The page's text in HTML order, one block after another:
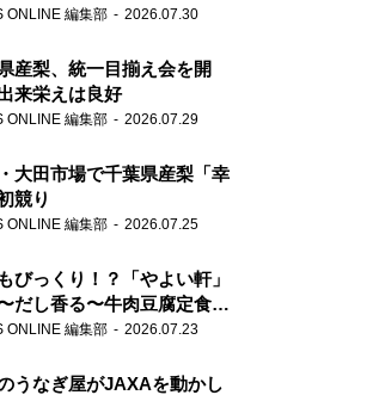
加害者・警視庁が語るトク
ONLINE 編集部 2026.07.30
産梨、統一目揃え会を開
来栄えは良好
ONLINE 編集部 2026.07.29
大田市場で千葉県産梨「幸
競り
ONLINE 編集部 2026.07.25
びっくり！？「やよい軒」
だし香る〜牛肉豆腐定食』
高すぎる
ONLINE 編集部 2026.07.23
うなぎ屋がJAXAを動かし